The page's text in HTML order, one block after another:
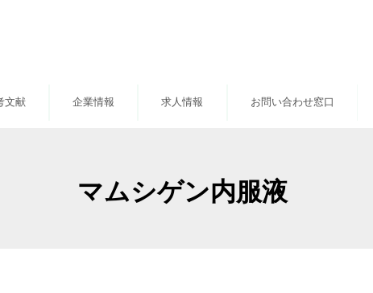
文献 企業情報 求人情報 お問い合わせ窓口
マムシゲン内服液